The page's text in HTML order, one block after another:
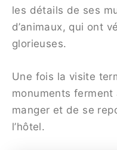
les détails de ses
d’animaux, qui ont
glorieuses.
Une fois la visite
monuments
manger et de se
l’hôtel.